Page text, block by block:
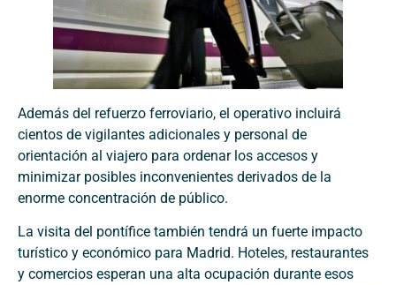
Además del refuerzo ferroviario, el operativo incluirá
cientos de vigilantes adicionales y personal de
orientación al viajero para ordenar los accesos y
minimizar posibles inconvenientes derivados de la
enorme concentración de público.
La visita del pontífice también tendrá un fuerte impacto
turístico y económico para Madrid. Hoteles, restaurantes
y comercios esperan una alta ocupación durante esos